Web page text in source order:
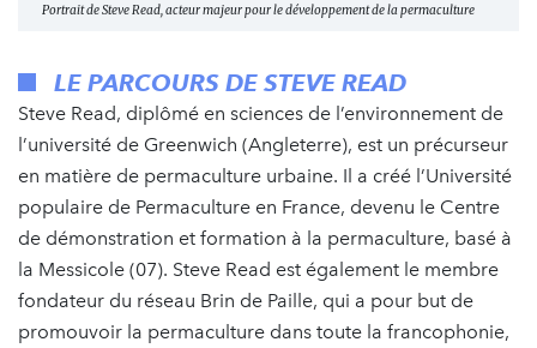
Portrait de Steve Read, acteur majeur pour le développement de la permaculture
LE PARCOURS DE STEVE READ
Steve Read, diplômé en sciences de l’environnement de
l’université de Greenwich (Angleterre), est un précurseur
en matière de permaculture urbaine. Il a créé l’Université
populaire de Permaculture en France, devenu le Centre
de démonstration et formation à la permaculture, basé à
la Messicole (07). Steve Read est également le membre
fondateur du réseau Brin de Paille, qui a pour but de
promouvoir la permaculture dans toute la francophonie,